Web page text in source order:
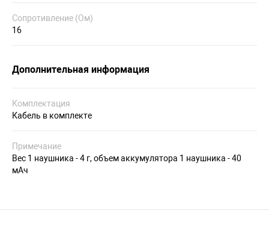
Сопротивление (Ом)
16
Дополнительная информация
Комплектация
Кабель в комплекте
Примечание
Вес 1 наушника - 4 г, объем аккумулятора 1 наушника - 40
мАч